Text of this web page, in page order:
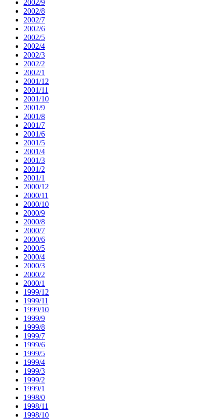
2002/9
2002/8
2002/7
2002/6
2002/5
2002/4
2002/3
2002/2
2002/1
2001/12
2001/11
2001/10
2001/9
2001/8
2001/7
2001/6
2001/5
2001/4
2001/3
2001/2
2001/1
2000/12
2000/11
2000/10
2000/9
2000/8
2000/7
2000/6
2000/5
2000/4
2000/3
2000/2
2000/1
1999/12
1999/11
1999/10
1999/9
1999/8
1999/7
1999/6
1999/5
1999/4
1999/3
1999/2
1999/1
1998/0
1998/11
1998/10